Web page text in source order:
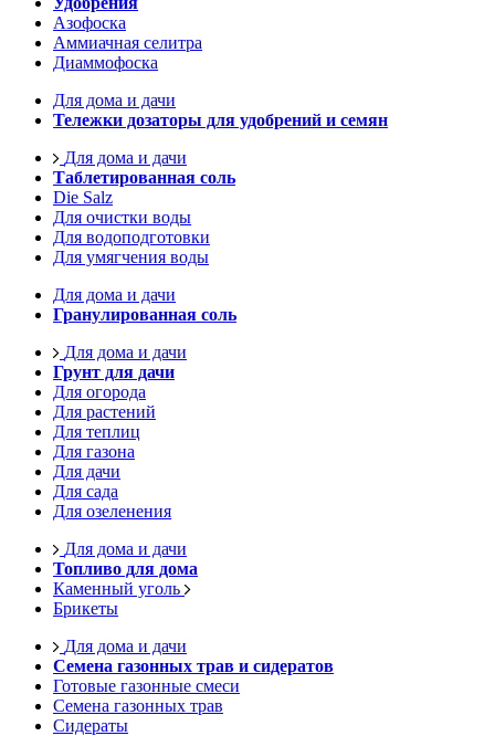
Азофоска
Аммиачная селитра
Диаммофоска
Для дома и дачи
Тележки дозаторы для удобрений и семян
Для дома и дачи
Таблетированная соль
Die Salz
Для очистки воды
Для водоподготовки
Для умягчения воды
Для дома и дачи
Гранулированная соль
Для дома и дачи
Грунт для дачи
Для огорода
Для растений
Для теплиц
Для газона
Для дачи
Для сада
Для озеленения
Для дома и дачи
Топливо для дома
Каменный уголь
Брикеты
Для дома и дачи
Семена газонных трав и сидератов
Готовые газонные смеси
Семена газонных трав
Сидераты